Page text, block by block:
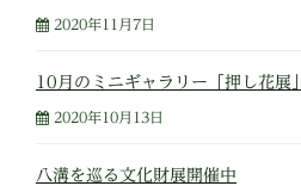
2020年11月7日
10月のミニギャラリー「押し花展」
2020年10月13日
八溝を巡る文化財展開催中